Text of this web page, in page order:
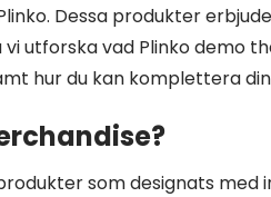
Dessa produkter
utforska vad Plinko demo
hur du kan komplettera
som designats med